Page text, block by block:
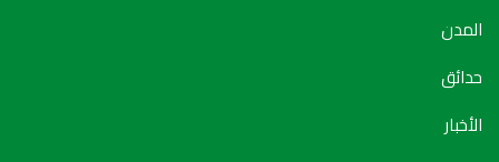
المدن
حدائق
الأخبار